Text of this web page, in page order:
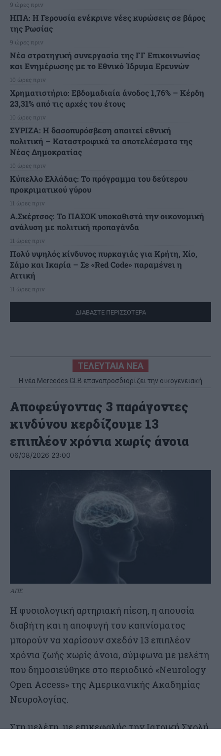
9 ώρες πριν
ΗΠΑ: Η Γερουσία ενέκρινε νέες κυρώσεις σε βάρος
της Ρωσίας
9 ώρες πριν
Νέα στρατηγική συνεργασία της ΓΓ Επικοινωνίας
και Ενημέρωσης με το Εθνικό Ίδρυμα Ερευνών
10 ώρες πριν
Χρηματιστήριο: Εβδομαδιαία άνοδος 1,76% – Κέρδη
23,31% από τις αρχές του έτους
10 ώρες πριν
ΣΥΡΙΖΑ: Η δασοπυρόσβεση απαιτεί εθνική
πολιτική – Καταστροφικά τα αποτελέσματα της
Νέας Δημοκρατίας
10 ώρες πριν
Κύπελλο Ελλάδας: Το πρόγραμμα του δεύτερου
προκριματικού γύρου
11 ώρες πριν
Α.Σκέρτσος: Το ΠΑΣΟΚ υποκαθιστά την οικονομική
ανάλυση με πολιτική προπαγάνδα
11 ώρες πριν
Πολύ υψηλός κίνδυνος πυρκαγιάς για Κρήτη, Χίο,
Σάμο και Ικαρία – Σε «Red Code» παραμένει η
Αττική
11 ώρες πριν
ΔΙΑΒΑΣΤΕ ΠΕΡΙΣΣΟΤΕΡΑ